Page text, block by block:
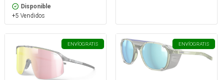
Disponible
+5 Vendidos
ENVÍOGRATIS ENVÍOGRATIS